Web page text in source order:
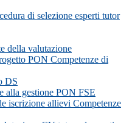
di selezione esperti tutor
della valutazione
PON Competenze di
DS
alla gestione PON FSE
iscrizione allievi Competenze